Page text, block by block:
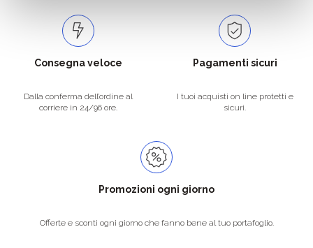
Consegna veloce
Dalla conferma dell’ordine al
corriere in 24/96 ore.
Pagamenti sicuri
I tuoi acquisti on line protetti e
sicuri.
Promozioni ogni giorno
Offerte e sconti ogni giorno che fanno bene al tuo portafoglio.